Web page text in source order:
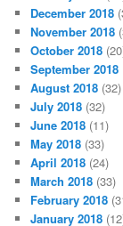
December 2018
November 2018
October 2018
September 2018
August 2018 (32)
July 2018 (32)
June 2018 (11)
May 2018 (33)
April 2018 (24)
March 2018 (33)
February 2018
January 2018